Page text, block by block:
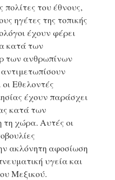
του έθνους,
ηγέτες της τοπικής
έχουν φέρει
κατά των
των ανθρωπίνων
Εθελοντές
έχουν παράσχει
κατά των
χώρα. Αυτές οι
ακλόνητη αφοσίωση
υγεία και
Μεξικού.